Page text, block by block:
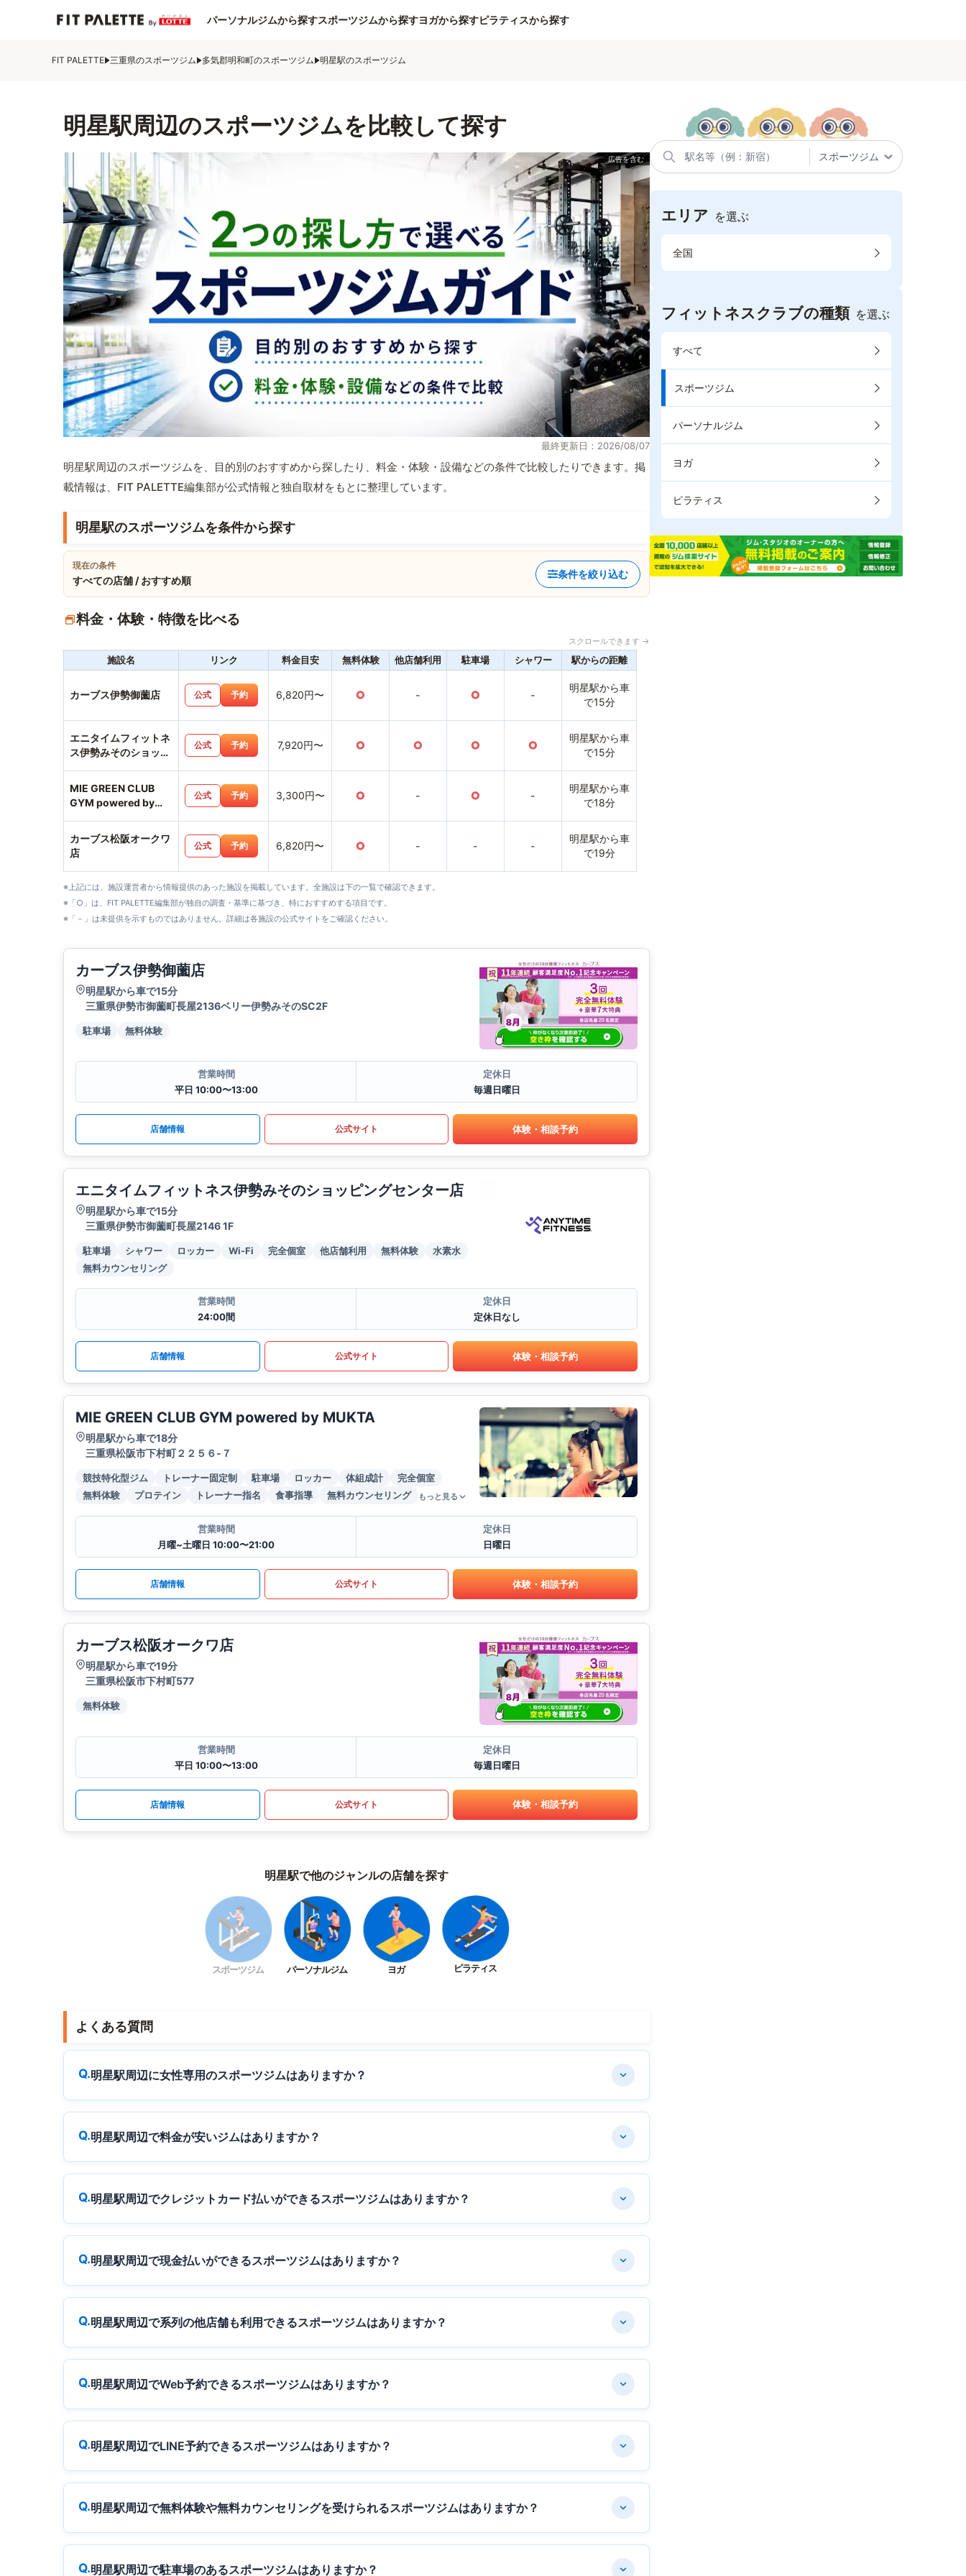
パーソナルジムから探すスポーツジムから探すヨガから探すピラティスから探す
FIT PALETTE 三重県のスポーツジム 多気郡明和町のスポーツジム 明星駅のスポーツジム
明星駅周辺のスポーツジムを比較して探す
最終更新日：2026/08/07
明星駅周辺のスポーツジムを、目的別のおすすめから探したり、料金・体験・設備などの条件で比較したりできます。掲
載情報は、FIT PALETTE編集部が公式情報と独自取材をもとに整理しています。
明星駅のスポーツジムを条件から探す
現在の条件
すべての店舗 / おすすめ順
条件を絞り込む
料金・体験・特徴を比べる
スクロールできます →
施設名 リンク 料金目安 無料体験 他店舗利用 駐車場 シャワー 駅からの距離
カーブス伊勢御薗店 公式 予約 6,820円〜 ○ - ○ -
明星駅から車
で15分
エニタイムフィットネ
ス伊勢みそのショッピ
公式 予約 7,920円〜 ○ ○ ○ ○
明星駅から車
で15分
MIE GREEN CLUB
GYM powered by
公式 予約 3,300円〜 ○ - ○ -
明星駅から車
で18分
カーブス松阪オークワ
店
公式 予約 6,820円〜 ○ - - -
明星駅から車
で19分
※上記には、施設運営者から情報提供のあった施設を掲載しています。全施設は下の一覧で確認できます。
※「○」は、FIT PALETTE編集部が独自の調査・基準に基づき、特におすすめする項目です。
※「－」は未提供を示すものではありません。詳細は各施設の公式サイトをご確認ください。
カーブス伊勢御薗店
明星駅から車で15分
三重県伊勢市御薗町長屋2136ベリー伊勢みそのSC2F
駐車場 無料体験
営業時間
平日 10:00〜13:00
定休日
毎週日曜日
店舗情報 公式サイト 体験・相談予約
エニタイムフィットネス伊勢みそのショッピングセンター店
明星駅から車で15分
三重県伊勢市御薗町長屋2146 1F
駐車場 シャワー ロッカー Wi-Fi 完全個室 他店舗利用 無料体験
水素水
無料カウンセリング
営業時間
24:00間
定休日
定休日なし
店舗情報 公式サイト 体験・相談予約
MIE GREEN CLUB GYM powered by MUKTA
明星駅から車で18分
三重県松阪市下村町２２５６-７
競技特化型ジム トレーナー固定制 駐車場 ロッカー 体組成計
完全個室
無料体験
プロテイン トレーナー指名 食事指導 無料カウンセリング もっと見る
営業時間
月曜~土曜日 10:00〜21:00
定休日
日曜日
店舗情報 公式サイト 体験・相談予約
カーブス松阪オークワ店
明星駅から車で19分
三重県松阪市下村町577
無料体験
営業時間
平日 10:00〜13:00
定休日
毎週日曜日
店舗情報 公式サイト 体験・相談予約
明星駅で他のジャンルの店舗を探す
スポーツジム パーソナルジム ヨガ ピラティス
よくある質問
明星駅周辺に女性専用のスポーツジムはありますか？
明星駅周辺で料金が安いジムはありますか？
明星駅周辺でクレジットカード払いができるスポーツジムはありますか？
明星駅周辺で現金払いができるスポーツジムはありますか？
明星駅周辺で系列の他店舗も利用できるスポーツジムはありますか？
明星駅周辺でWeb予約できるスポーツジムはありますか？
明星駅周辺でLINE予約できるスポーツジムはありますか？
明星駅周辺で無料体験や無料カウンセリングを受けられるスポーツジムはありますか？
明星駅周辺で駐車場のあるスポーツジムはありますか？
エリア を選ぶ
全国
フィットネスクラブの種類 を選ぶ
すべて
スポーツジム
パーソナルジム
ヨガ
ピラティス